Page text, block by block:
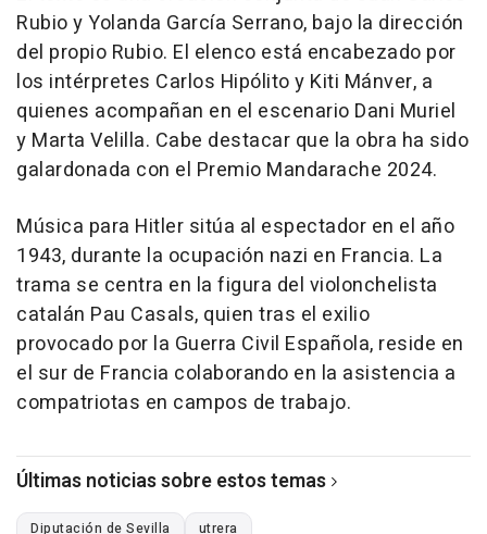
Rubio y Yolanda García Serrano, bajo la dirección
del propio Rubio. El elenco está encabezado por
los intérpretes Carlos Hipólito y Kiti Mánver, a
quienes acompañan en el escenario Dani Muriel
y Marta Velilla. Cabe destacar que la obra ha sido
galardonada con el Premio Mandarache 2024.
Música para Hitler sitúa al espectador en el año
1943, durante la ocupación nazi en Francia. La
trama se centra en la figura del violonchelista
catalán Pau Casals, quien tras el exilio
provocado por la Guerra Civil Española, reside en
el sur de Francia colaborando en la asistencia a
compatriotas en campos de trabajo.
Últimas noticias sobre estos temas
Diputación de Sevilla utrera